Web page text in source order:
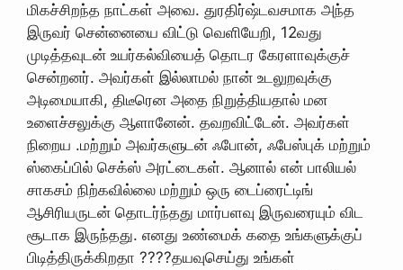
மிகச்சிறந்த நாட்கள் அவை. துரதிர்ஷ்டவசமாக அந்த
இருவர் சென்னையை விட்டு வெளியேறி, 12வது
முடித்தவுடன் உயர்கல்வியைத் தொடர கேரளாவுக்குச்
சென்றனர். அவர்கள் இல்லாமல் நான் உடலுறவுக்கு
அடிமையாகி, திடீரென அதை நிறுத்தியதால் மன
உளைச்சலுக்கு ஆளானேன். தவறவிட்டேன். அவர்கள்
நிறைய .மற்றும் அவர்களுடன் ஃபோன், ஃபேஸ்புக் மற்றும்
ஸ்கைப்பில் செக்ஸ் அரட்டைகள். ஆனால் என் பாலியல்
சாகசம் நிற்கவில்லை மற்றும் ஒரு டைப்ரைட்டிங்
ஆசிரியருடன் தொடர்ந்தது மார்பளவு இருவரையும் விட
சூடாக இருந்தது. எனது உண்மைக் கதை உங்களுக்குப்
பிடித்திருக்கிறதா ????தயவுசெய்து உங்கள்